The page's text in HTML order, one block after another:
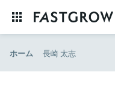
ホーム 長崎 太志